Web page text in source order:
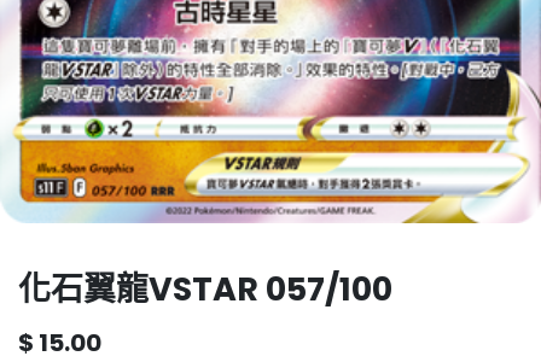
化石翼龍VSTAR 057/100
$ 15.00